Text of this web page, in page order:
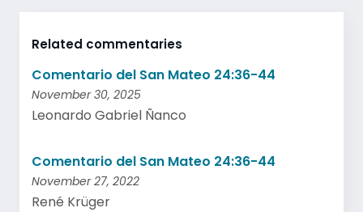
Related commentaries
Comentario del San Mateo 24:36-44
November 30, 2025
Leonardo Gabriel Ñanco
Comentario del San Mateo 24:36-44
November 27, 2022
René Krüger